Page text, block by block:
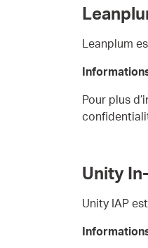
Leanplum
Pour plus
Unity
Unity IAP